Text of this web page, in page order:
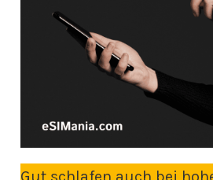
Gut schlafen auch bei